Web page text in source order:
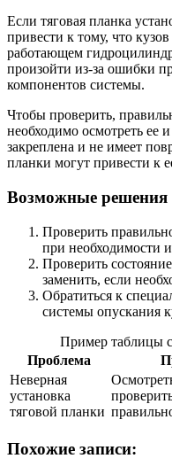
Если тяговая планка
привести к тому, что
работающем
произойти из-за ошибки
компонентов системы.
Чтобы проверить,
необходимо осмотреть ее
закреплена и не имеет
планки могут привести к
Возможные
Проверить
при необходимости
Проверить
заменить, если
Обратиться к
системы опускания
Пример таблицы
Проблема
Неверная
установка
тяговой планки
Похожие записи: